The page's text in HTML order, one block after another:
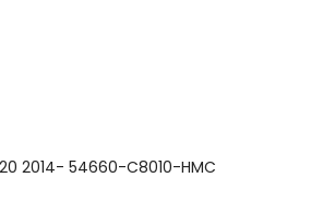
2014- 54660-C8010-HMC